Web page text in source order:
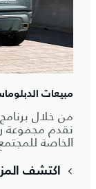
مبيعات
من خلال
نقدم مجموعة
الخاصة
اكتشف